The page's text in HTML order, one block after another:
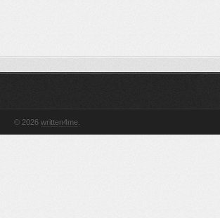
© 2026 written4me